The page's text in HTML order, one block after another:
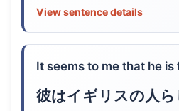
View sentence details
It seems to me that he is
彼はイギリスの人ら